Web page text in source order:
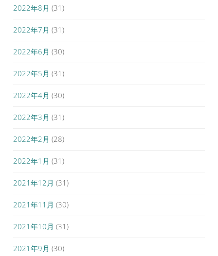
2022年8月 (31)
2022年7月 (31)
2022年6月 (30)
2022年5月 (31)
2022年4月 (30)
2022年3月 (31)
2022年2月 (28)
2022年1月 (31)
2021年12月 (31)
2021年11月 (30)
2021年10月 (31)
2021年9月 (30)